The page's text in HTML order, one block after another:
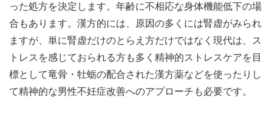
った処方を決定します。年齢に不相応な身体機能低下の場
合もあります。漢方的には、原因の多くには腎虚がみられ
ますが、単に腎虚だけのとらえ方だけではなく現代は、ス
トレスを感じておられる方も多く精神的ストレスケアを目
標として竜骨・牡蛎の配合された漢方薬などを使ったりし
て精神的な男性不妊症改善へのアプローチも必要です。